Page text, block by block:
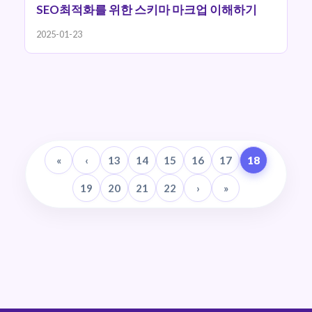
SEO최적화를 위한 스키마 마크업 이해하기
2025-01-23
« ‹ 13 14 15 16 17 18
19 20 21 22 › »